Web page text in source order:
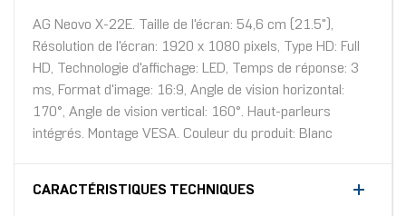
AG Neovo X-22E. Taille de l'écran: 54,6 cm (21.5"),
Résolution de l'écran: 1920 x 1080 pixels, Type HD: Full
HD, Technologie d'affichage: LED, Temps de réponse: 3
ms, Format d'image: 16:9, Angle de vision horizontal:
170°, Angle de vision vertical: 160°. Haut-parleurs
intégrés. Montage VESA. Couleur du produit: Blanc
CARACTÉRISTIQUES TECHNIQUES